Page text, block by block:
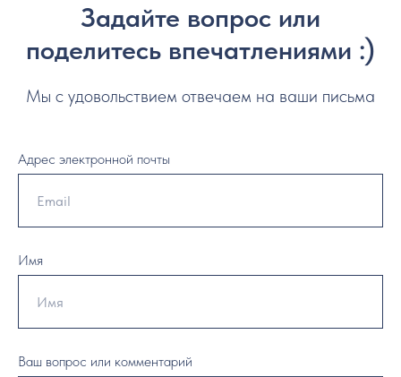
Задайте вопрос или
поделитесь впечатлениями :)
Мы с удовольствием отвечаем на ваши письма
Адрес электронной почты
Имя
Ваш вопрос или комментарий